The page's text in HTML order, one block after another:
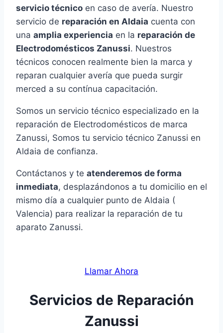
servicio técnico en caso de avería. Nuestro
servicio de reparación en Aldaia cuenta con
una amplia experiencia en la reparación de
Electrodomésticos Zanussi. Nuestros
técnicos conocen realmente bien la marca y
reparan cualquier avería que pueda surgir
merced a su contínua capacitación.
Somos un servicio técnico especializado en la
reparación de Electrodomésticos de marca
Zanussi, Somos tu servicio técnico Zanussi en
Aldaia de confianza.
Contáctanos y te atenderemos de forma
inmediata, desplazándonos a tu domicilio en el
mismo día a cualquier punto de Aldaia (
Valencia) para realizar la reparación de tu
aparato Zanussi.
Llamar Ahora
Servicios de Reparación
Zanussi